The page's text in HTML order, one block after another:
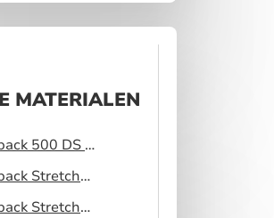
MATERIALEN
500 DS –
peesdoek
Stretch
Stretch